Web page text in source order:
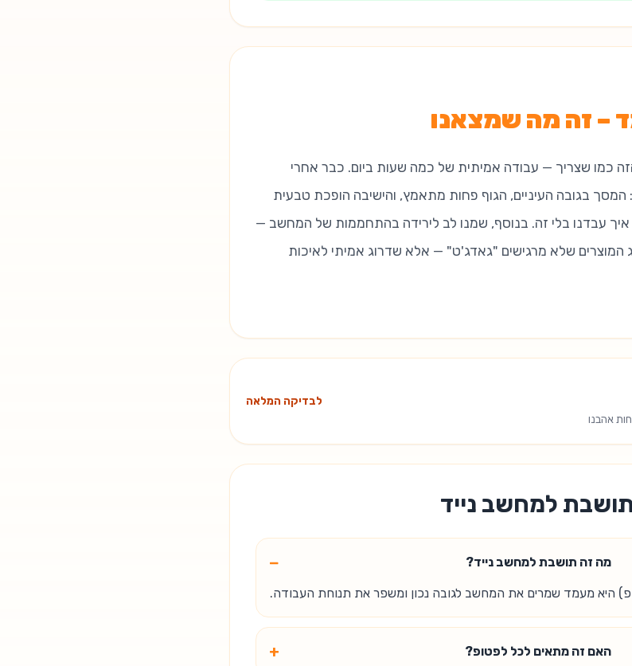
– זה מה שמצאנו
כמו שצריך — עבודה אמיתית של כמה שעות ביום. כבר אחרי
בגובה העיניים, הגוף פחות מתאמץ, והישיבה הופכת טבעית
איך עבדנו בלי זה. בנוסף, שמנו לב לירידה בהתחממות של המחשב —
המוצרים שלא מרגישים "גאדג'ט" — אלא שדרוג אמיתי לאיכות
אהבנו
לבדיקה המלאה
למחשב נייד
מה זה תושבת למחשב נייד? −
היא מעמד שמרים את המחשב לגובה נכון ומשפר את תנוחת העבודה.
האם זה מתאים לכל לפטופ? +